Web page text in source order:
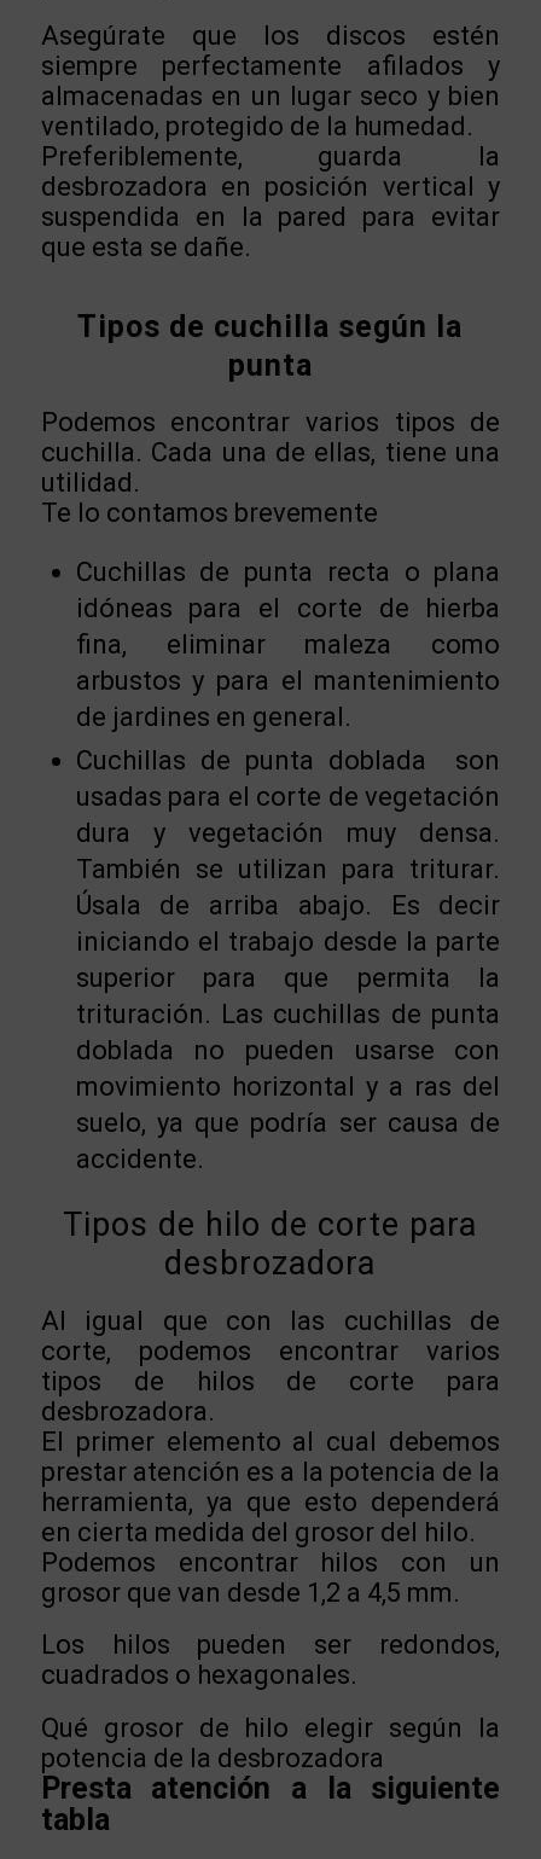
Asegúrate que los discos estén
siempre perfectamente afilados y
almacenadas en un lugar seco y bien
ventilado, protegido de la humedad.
Preferiblemente, guarda la
desbrozadora en posición vertical y
suspendida en la pared para evitar
que esta se dañe.
Tipos de cuchilla según la
punta
Podemos encontrar varios tipos de
cuchilla. Cada una de ellas, tiene una
utilidad.
Te lo contamos brevemente
Cuchillas de punta recta o plana
idóneas para el corte de hierba
fina, eliminar maleza como
arbustos y para el mantenimiento
de jardines en general.
Cuchillas de punta doblada son
usadas para el corte de vegetación
dura y vegetación muy densa.
También se utilizan para triturar.
Úsala de arriba abajo. Es decir
iniciando el trabajo desde la parte
superior para que permita la
trituración. Las cuchillas de punta
doblada no pueden usarse con
movimiento horizontal y a ras del
suelo, ya que podría ser causa de
accidente.
Tipos de hilo de corte para
desbrozadora
Al igual que con las cuchillas de
corte, podemos encontrar varios
tipos de hilos de corte para
desbrozadora.
El primer elemento al cual debemos
prestar atención es a la potencia de la
herramienta, ya que esto dependerá
en cierta medida del grosor del hilo.
Podemos encontrar hilos con un
grosor que van desde 1,2 a 4,5 mm.
Los hilos pueden ser redondos,
cuadrados o hexagonales.
Qué grosor de hilo elegir según la
potencia de la desbrozadora
Presta atención a la siguiente
tabla